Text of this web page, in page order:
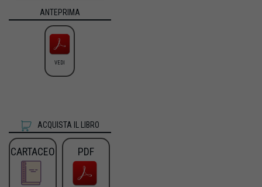
ANTEPRIMA
VEDI
ACQUISTA IL LIBRO
CARTACEO PDF